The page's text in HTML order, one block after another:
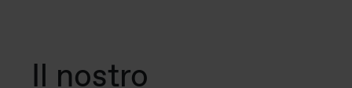
Il nostro